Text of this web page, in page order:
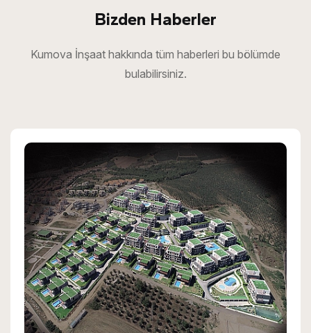
Bizden Haberler
Kumova İnşaat hakkında tüm haberleri bu bölümde
bulabilirsiniz.